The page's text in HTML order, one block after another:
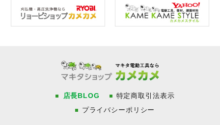
店長BLOG
特定商取引法表示
プライバシーポリシー